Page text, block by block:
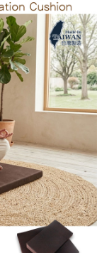
後付」服務完成之交
關給付款項請求債
意方可使用
公司不負相關責
狀況，依本公司即
公司將視審查結果
惡意使用之情形，
取法律行動。